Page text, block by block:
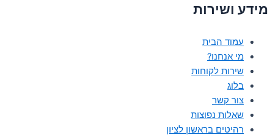
מידע ושירות
עמוד הבית
מי אנחנו?
שירות לקוחות
בלוג
צור קשר
שאלות נפוצות
רהיטים בראשון לציון